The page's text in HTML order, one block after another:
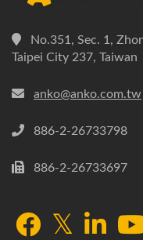
No.351, Sec. 1,
Taipei City 237, Taiwan
anko@anko.com.tw
886-2-26733798
886-2-26733697